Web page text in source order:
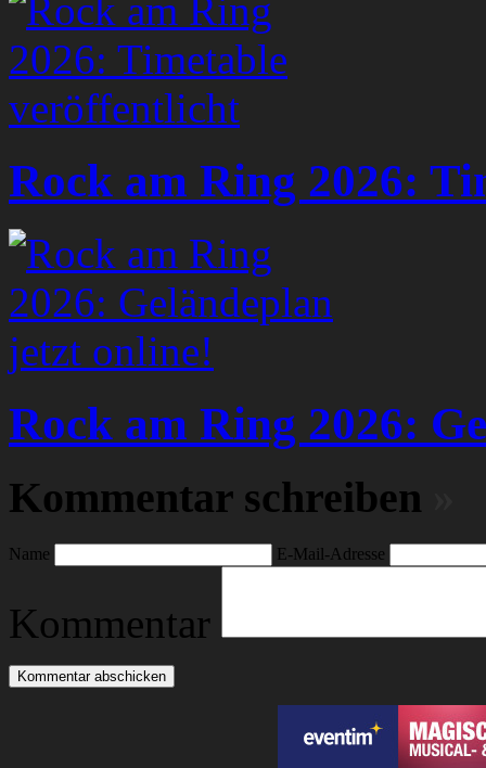
Rock am Ring 2026:
Rock am Ring 2026:
Kommentar schreiben
Name E-Mail-Adresse
Kommentar